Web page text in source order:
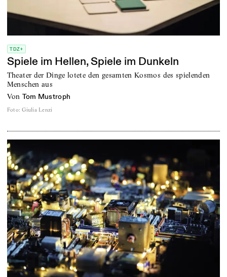
TDZ+
Spiele im Hellen, Spiele im Dunkeln
Theater der Dinge lotete den gesamten Kosmos des spielenden
Menschen aus
von Tom Mustroph
Foto: Giulia Lenzi